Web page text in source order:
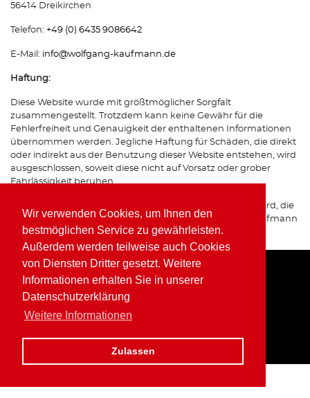
Wir verwenden Cookies, um Ihnen den
bestmöglichen Service zu gewährleisten.
Außerdem werden teilweise auch Cookies
von Diensten Dritter gesetzt. Weitere
Informationen erhalten Sie in unserer
Datenschutzerklärung
Weitere Informationen
Zulassen
56414 Dreikirchen
Telefon: +49 (0) 6435 9086642
E-Mail: info@wolfgang-kaufmann.de
Haftung:
Diese Website wurde mit größtmöglicher Sorgfalt
zusammengestellt. Trotzdem kann keine Gewähr für die
Fehlerfreiheit und Genauigkeit der enthaltenen Informationen
übernommen werden. Jegliche Haftung für Schäden, die direkt
oder indirekt aus der Benutzung dieser Website entstehen, wird
ausgeschlossen, soweit diese nicht auf Vorsatz oder grober
Fahrlässigkeit beruhen.
Sofern von dieser Website auf Internetseiten verwiesen wird, die
von Dritten betrieben werden, übernimmt Wolfgang Kaufmann
keine Verantwortung für deren Inhalte.
Home Impressum Datenschutz